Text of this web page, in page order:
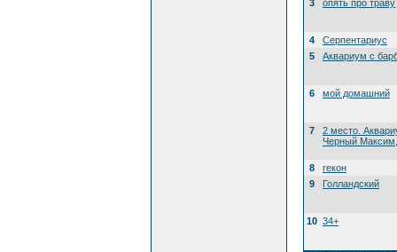
3 опять про траву
4
Серпентариус
5
Аквариум с
6 мой домашний
7
2 место.
Черный Максим,
8
гекон
9
Голландский
10 34+